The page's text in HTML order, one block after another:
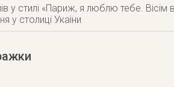
у стилі «Париж, я люблю тебе. Вісім
у столиці Укаїни